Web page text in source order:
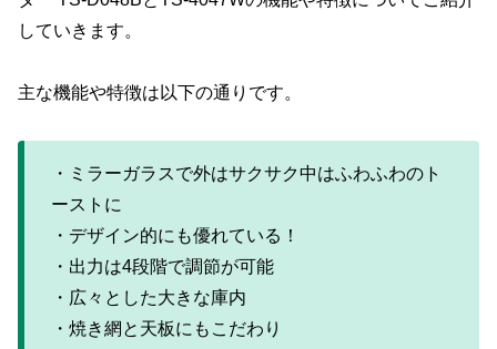
していきます。
主な機能や特徴は以下の通りです。
・ミラーガラスで外はサクサク中はふわふわのト
ーストに
・デザイン的にも優れている！
・出力は4段階で調節が可能
・広々とした大きな庫内
・焼き網と天板にもこだわり